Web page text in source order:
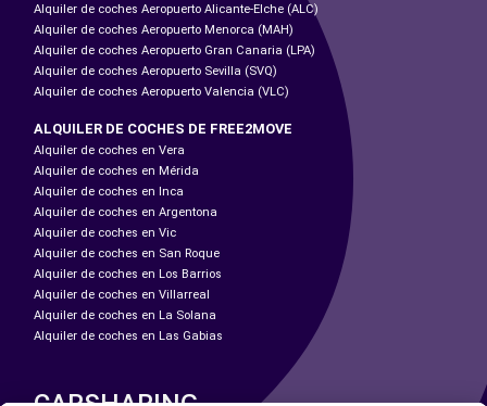
Alquiler de coches Aeropuerto Alicante-Elche (ALC)
Alquiler de coches Aeropuerto Menorca (MAH)
Alquiler de coches Aeropuerto Gran Canaria (LPA)
Alquiler de coches Aeropuerto Sevilla (SVQ)
Alquiler de coches Aeropuerto Valencia (VLC)
ALQUILER DE COCHES DE FREE2MOVE
Alquiler de coches en Vera
Alquiler de coches en Mérida
Alquiler de coches en Inca
Alquiler de coches en Argentona
Alquiler de coches en Vic
Alquiler de coches en San Roque
Alquiler de coches en Los Barrios
Alquiler de coches en Villarreal
Alquiler de coches en La Solana
Alquiler de coches en Las Gabias